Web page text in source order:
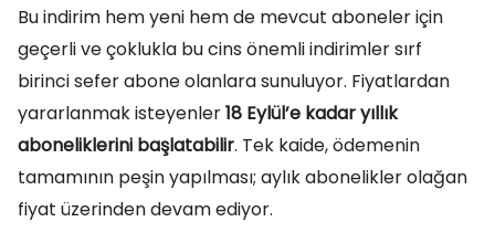
Bu indirim hem yeni hem de mevcut aboneler için
geçerli ve çoklukla bu cins önemli indirimler sırf
birinci sefer abone olanlara sunuluyor. Fiyatlardan
yararlanmak isteyenler18 Eylül’e kadar yıllık
aboneliklerini başlatabilir. Tek kaide, ödemenin
tamamının peşin yapılması; aylık abonelikler olağan
fiyat üzerinden devam ediyor.